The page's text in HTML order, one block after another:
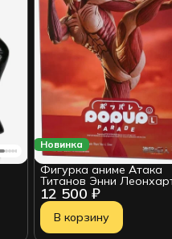
Новинка
12 500 ₽
Фигурка аниме Атака
Титанов Энни
Annie Leonhart Female
Ver POP UP PARADE
В корзину